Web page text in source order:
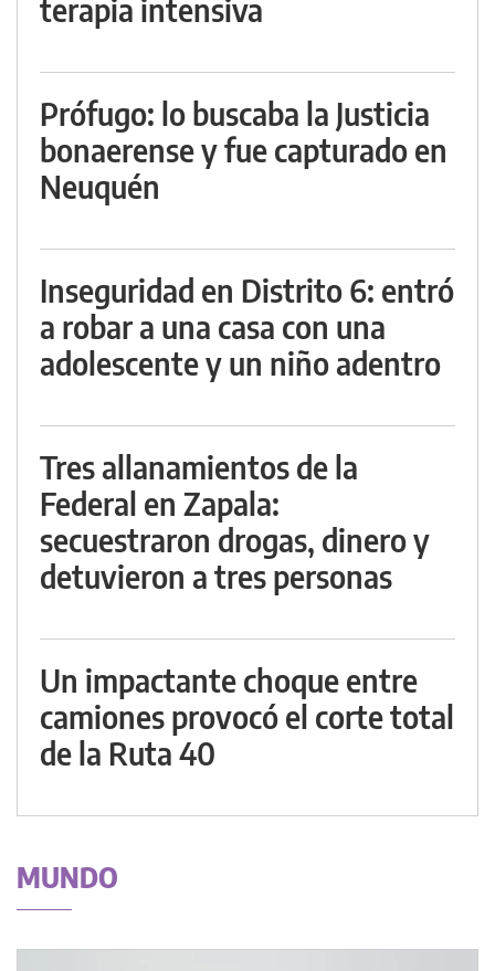
terapia intensiva
Prófugo: lo buscaba la Justicia
bonaerense y fue capturado en
Neuquén
Inseguridad en Distrito 6: entró
a robar a una casa con una
adolescente y un niño adentro
Tres allanamientos de la
Federal en Zapala:
secuestraron drogas, dinero y
detuvieron a tres personas
Un impactante choque entre
camiones provocó el corte total
de la Ruta 40
MUNDO